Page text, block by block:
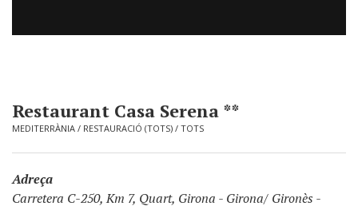
Restaurant Casa Serena **
MEDITERRÀNIA / RESTAURACIÓ (TOTS) / TOTS
Adreça
Carretera C-250, Km 7, Quart, Girona - Girona/ Gironès -